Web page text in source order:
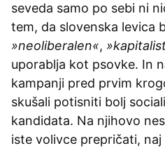
seveda samo po sebi ni
tem, da slovenska levica
»neoliberalen«,
uporablja kot psovke. In
kampanji pred prvim
skušali potisniti bolj
kandidata. Na njihovo
iste volivce prepričati,